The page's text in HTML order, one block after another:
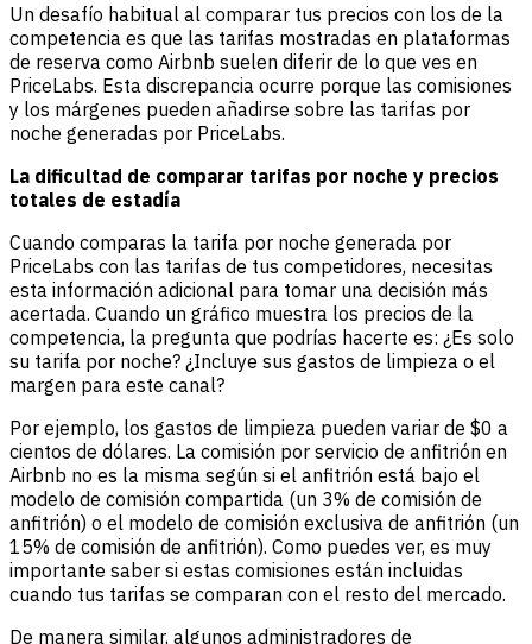
Un desafío habitual al comparar tus precios con los de la
competencia es que las tarifas mostradas en plataformas
de reserva como Airbnb suelen diferir de lo que ves en
PriceLabs. Esta discrepancia ocurre porque las comisiones
y los márgenes pueden añadirse sobre las tarifas por
noche generadas por PriceLabs.
La dificultad de comparar tarifas por noche y precios
totales de estadía
Cuando comparas la tarifa por noche generada por
PriceLabs con las tarifas de tus competidores, necesitas
esta información adicional para tomar una decisión más
acertada. Cuando un gráfico muestra los precios de la
competencia, la pregunta que podrías hacerte es: ¿Es solo
su tarifa por noche? ¿Incluye sus gastos de limpieza o el
margen para este canal?
Por ejemplo, los gastos de limpieza pueden variar de $0 a
cientos de dólares. La comisión por servicio de anfitrión en
Airbnb no es la misma según si el anfitrión está bajo el
modelo de comisión compartida (un 3% de comisión de
anfitrión) o el modelo de comisión exclusiva de anfitrión (un
15% de comisión de anfitrión). Como puedes ver, es muy
importante saber si estas comisiones están incluidas
cuando tus tarifas se comparan con el resto del mercado.
De manera similar, algunos administradores de